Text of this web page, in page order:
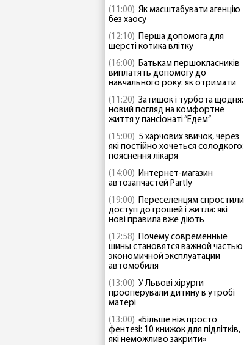
(11:00) Як масштабувати агенцію
без хаосу
(12:10) Перша допомога для
шерсті котика влітку
(16:00) Батькам першокласників
виплатять допомогу до
навчального року: як отримати
(11:20) Затишок і турбота щодня:
новий погляд на комфортне
життя у пансіонаті “Едем”
(15:00) 5 харчових звичок, через
які постійно хочеться солодкого:
пояснення лікаря
(14:00) Интернет-магазин
автозапчастей Partly
(19:00) Переселенцям спростили
доступ до грошей і житла: які
нові правила вже діють
(12:58) Почему современные
шины становятся важной частью
экономичной эксплуатации
автомобиля
(13:00) У Львові хірурги
прооперували дитину в утробі
матері
(13:00) «Більше ніж просто
фентезі: 10 книжок для підлітків,
які неможливо закрити»